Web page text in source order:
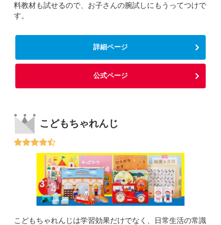
料教材も試せるので、お子さんの腕試しにもうってつけで
す。
詳細ページ
公式ページ
こどもちゃれんじ
こどもちゃれんじは学習効果だけでなく、日常生活の常識